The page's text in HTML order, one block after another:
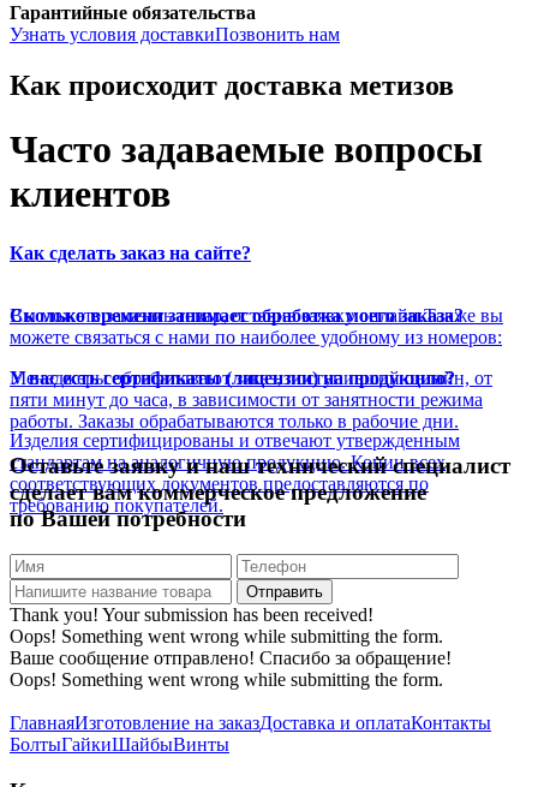
Гарантийные обязательства
Узнать условия доставкиПозвонить нам
Как происходит доставка метизов
Часто задаваемые вопросы
клиентов
Как сделать заказ на сайте?
Вы можете заказать товар, оставив заявку онлайн.Также вы
можете связаться с нами по наиболее удобному из номеров:
Сколько времени занимает обработка моего заказа?
Менеджеры обрабатывают заказ, поступивший онлайн, от
пяти минут до часа, в зависимости от занятности режима
работы. Заказы обрабатываются только в рабочие дни.
У вас есть сертификаты (лицензии) на продукцию?
Изделия сертифицированы и отвечают утвержденным
стандартам на аналогичную продукцию. Копии всех
соответствующих документов предоставляются по
требованию покупателей.
Оставьте заявку и наш технический специалист
сделает вам коммерческое предложение
по Вашей потребности
Thank you! Your submission has been received!
Oops! Something went wrong while submitting the form.
Ваше сообщение отправлено! Спасибо за обращение!
Oops! Something went wrong while submitting the form.
ГлавнаяИзготовление на заказДоставка и оплатаКонтакты
БолтыГайкиШайбыВинты